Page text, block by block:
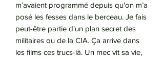
m’avaient programmé depuis qu'on m’a
posé les fesses dans le berceau. Je fais
peut-être partie d'un plan secret des
militaires ou de la CIA. Ça arrive dans
les films ces trucs-là. Un mec vit sa vie,